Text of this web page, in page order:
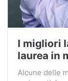
I migliori
laurea in
Alcune delle